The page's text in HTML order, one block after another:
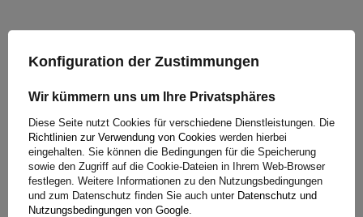
Felgenform, die bei kleinen Nutzfahrzeug-, Garten-,
Landwirtschafts- und Transportfelgen verwendet wird. Diese
Konstruktion gewährleistet einen optimalen Reifensitz und
Stabilität im Betrieb. Das AT-Profil kommt hauptsächlich bei
Felgen mit kleinem Durchmesser zum Einsatz, die für
Arbeitsgeräte, Anhänger, Lkw und Nutzfahrzeuge
vorgesehen sind.
Konfiguration der Zustimmungen
Wir kümmern uns um Ihre Privatsphäres
Diese Seite nutzt Cookies für verschiedene Dienstleistungen. Die
Richtlinien zur Verwendung von Cookies werden hierbei
eingehalten. Sie können die Bedingungen für die Speicherung
sowie den Zugriff auf die Cookie-Dateien in Ihrem Web-Browser
festlegen. Weitere Informationen zu den Nutzungsbedingungen
und zum Datenschutz finden Sie auch unter Datenschutz und
Nutzungsbedingungen von Google